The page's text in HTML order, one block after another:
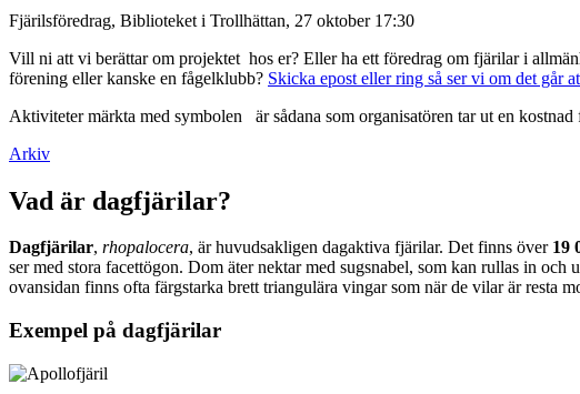
Fjärilsföredrag, Biblioteket i Trollhättan, 27 oktober 17:30
Vill ni att vi berättar om projektet hos er? Eller ha ett föredrag om fjärilar i
förening eller kanske en fågelklubb? Skicka epost eller ring så ser vi om det går
Aktiviteter märkta med symbolen
är sådana som organisatören tar ut en kostnad
Arkiv
Vad är dagfjärilar?
Dagfjärilar, rhopalocera, är huvudsakligen dagaktiva fjärilar. Det finns över 19
ser med stora facettögon. Dom äter nektar med sugsnabel, som kan rullas in
ovansidan finns ofta färgstarka brett triangulära vingar som när de vilar är resta
Exempel på dagfjärilar